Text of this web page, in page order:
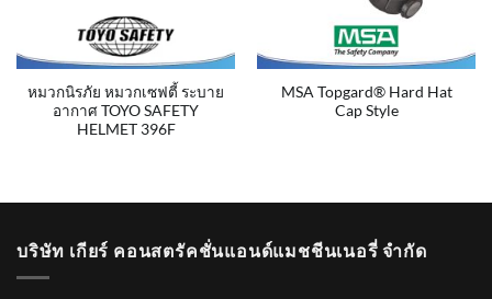
หมวกนิรภัย หมวกเซฟตี้ ระบาย
อากาศ TOYO SAFETY
HELMET 396F
MSA Topgard® Hard Hat
Cap Style
บริษัท เกียร์ คอนสตรัคชั่นแอนด์แมชชีนเนอรี่ จำกัด